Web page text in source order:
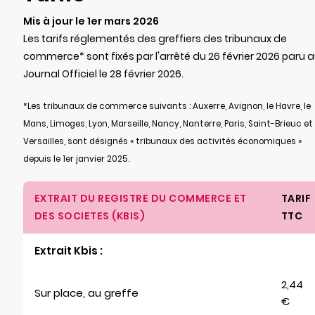
Mis à jour le 1er mars 2026
Les tarifs réglementés des greffiers des tribunaux de
commerce* sont fixés par l'arrêté du 26 février 2026 paru
Journal Officiel le 28 février 2026.
*Les tribunaux de commerce suivants : Auxerre, Avignon, le Havre, le
Mans, Limoges, Lyon, Marseille, Nancy, Nanterre, Paris, Saint-Brieuc et
Versailles, sont désignés « tribunaux des activités économiques »
depuis le 1er janvier 2025.
EXTRAIT DU REGISTRE DU COMMERCE ET
DES SOCIETES (KBIS)
TARIF
TTC
Extrait Kbis :
Sur place, au greffe
2,44
€